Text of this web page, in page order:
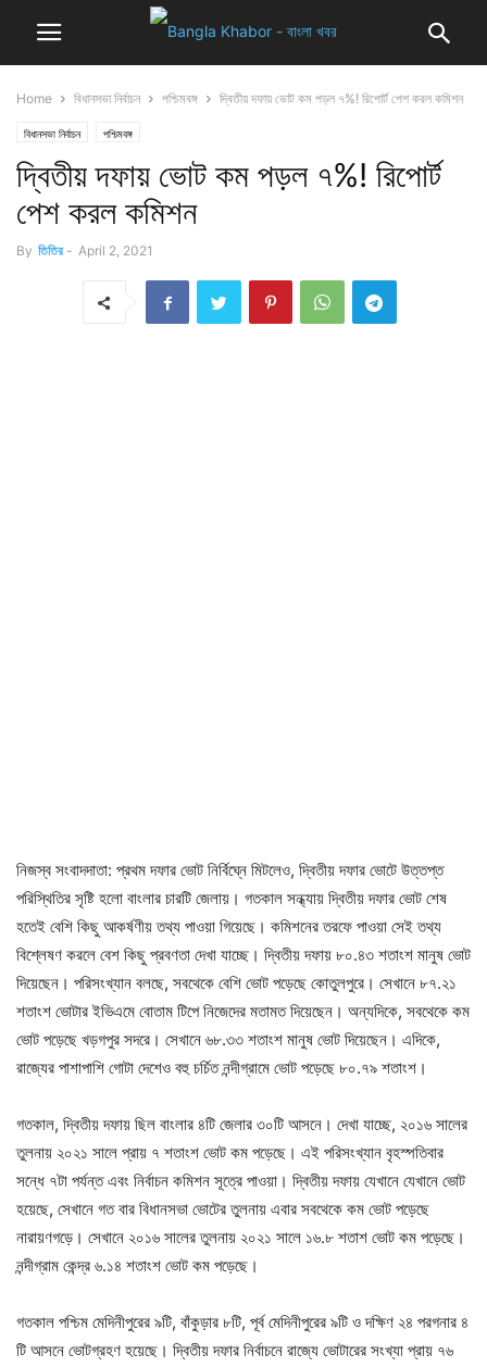
Home বিধানসভা নির্বাচন পশ্চিমবঙ্গ দ্বিতীয় দফায় ভোট কম পড়ল ৭%! রিপোর্ট পেশ করল কমিশন
বিধানসভা নির্বাচন পশ্চিমবঙ্গ
দ্বিতীয় দফায় ভোট কম পড়ল ৭%! রিপোর্ট
পেশ করল কমিশন
By তিতির - April 2, 2021
নিজস্ব সংবাদদাতা: প্রথম দফার ভোট নির্বিঘ্নে মিটলেও, দ্বিতীয় দফার ভোটে উত্তপ্ত
পরিস্থিতির সৃষ্টি হলো বাংলার চারটি জেলায়। গতকাল সন্ধ্যায় দ্বিতীয় দফার ভোট শেষ
হতেই বেশি কিছু আকর্ষণীয় তথ্য পাওয়া গিয়েছে। কমিশনের তরফে পাওয়া সেই তথ্য
বিশ্লেষণ করলে বেশ কিছু প্রবণতা দেখা যাচ্ছে। দ্বিতীয় দফায় ৮০.৪৩ শতাংশ মানুষ ভোট
দিয়েছেন। পরিসংখ্যান বলছে, সবথেকে বেশি ভোট পড়েছে কোতুলপুরে। সেখানে ৮৭.২১
শতাংশ ভোটার ইভিএমে বোতাম টিপে নিজেদের মতামত দিয়েছেন। অন্যদিকে, সবথেকে কম
ভোট পড়েছে খড়গপুর সদরে। সেখানে ৬৮.৩৩ শতাংশ মানুষ ভোট দিয়েছেন। এদিকে,
রাজ্যের পাশাপাশি গোটা দেশেও বহু চর্চিত নন্দীগ্রামে ভোট পড়েছে ৮০.৭৯ শতাংশ।
গতকাল, দ্বিতীয় দফায় ছিল বাংলার ৪টি জেলার ৩০টি আসনে। দেখা যাচ্ছে, ২০১৬ সালের
তুলনায় ২০২১ সালে প্রায় ৭ শতাংশ ভোট কম পড়েছে। এই পরিসংখ্যান বৃহস্পতিবার
সন্ধে ৭টা পর্যন্ত এবং নির্বাচন কমিশন সূত্রে পাওয়া। দ্বিতীয় দফায় যেখানে যেখানে ভোট
হয়েছে, সেখানে গত বার বিধানসভা ভোটের তুলনায় এবার সবথেকে কম ভোট পড়েছে
নারায়ণগড়ে। সেখানে ২০১৬ সালের তুলনায় ২০২১ সালে ১৬.৮ শতাশ ভোট কম পড়েছে।
নন্দীগ্রাম কেন্দ্র ৬.১৪ শতাংশ ভোট কম পড়েছে।
গতকাল পশ্চিম মেদিনীপুরের ৯টি, বাঁকুড়ার ৮টি, পূর্ব মেদিনীপুরের ৯টি ও দক্ষিণ ২৪ পরগনার ৪
টি আসনে ভোটগ্রহণ হয়েছে। দ্বিতীয় দফার নির্বাচনে রাজ্যে ভোটারের সংখ্যা প্রায় ৭৬